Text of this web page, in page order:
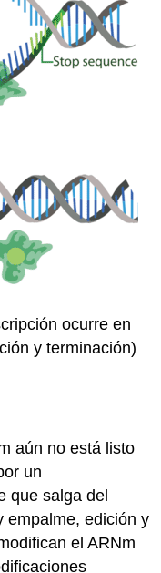
ocurre en
y terminación)
aún no está listo
un
que salga del
empalme, edición y
el ARNm